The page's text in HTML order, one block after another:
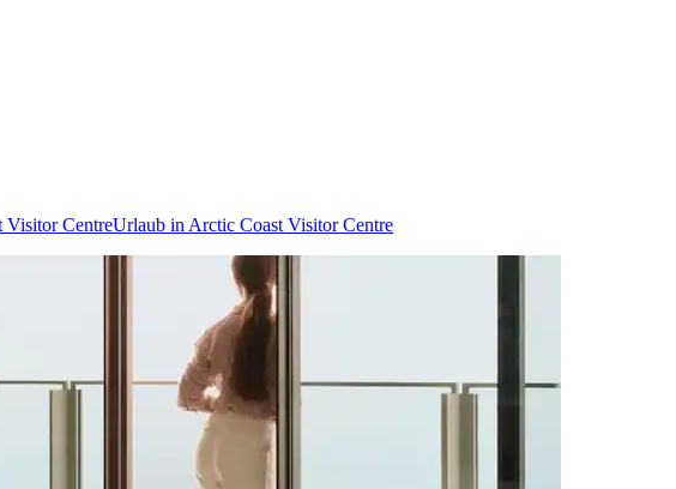
Visitor CentreUrlaub in Arctic Coast Visitor Centre